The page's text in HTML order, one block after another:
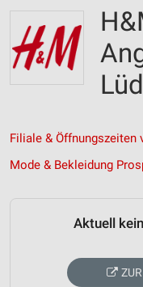
Filiale & Öffnungszeiten
Mode & Bekleidung
Aktuell